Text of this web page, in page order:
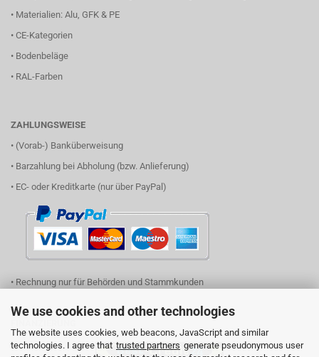
We use cookies and other technologies
The website uses cookies, web beacons, JavaScript and similar
technologies. I agree that trusted partners generate pseudonymous user
• Materialien: Alu, GFK & PE
• CE-Kategorien
• Bodenbeläge
• RAL-Farben
ZAHLUNGSWEISE
• (Vorab-) Banküberweisung
• Barzahlung bei Abholung (bzw. Anlieferung)
• EC- oder Kreditkarte (nur über PayPal)
• Rechnung nur für Behörden und Stammkunden